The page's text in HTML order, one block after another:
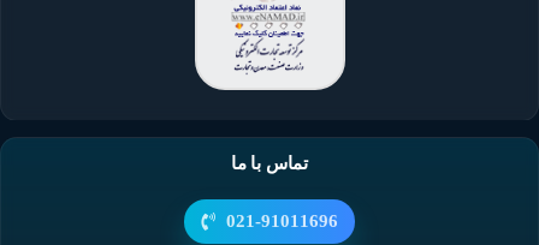
تماس با ما
021-91011696